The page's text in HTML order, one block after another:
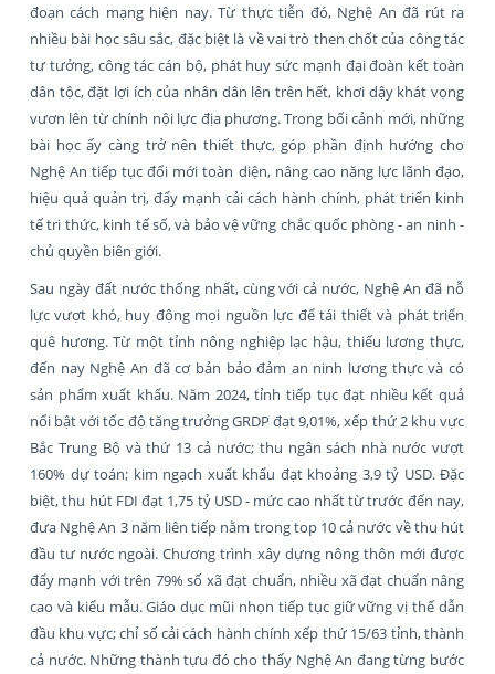
đoạn cách mạng hiện nay. Từ thực tiễn đó, Nghệ An đã rút ra
nhiều bài học sâu sắc, đặc biệt là về vai trò then chốt của công tác
tư tưởng, công tác cán bộ, phát huy sức mạnh đại đoàn kết toàn
dân tộc, đặt lợi ích của nhân dân lên trên hết, khơi dậy khát vọng
vươn lên từ chính nội lực địa phương. Trong bối cảnh mới, những
bài học ấy càng trở nên thiết thực, góp phần định hướng cho
Nghệ An tiếp tục đổi mới toàn diện, nâng cao năng lực lãnh đạo,
hiệu quả quản trị, đẩy mạnh cải cách hành chính, phát triển kinh
tế tri thức, kinh tế số, và bảo vệ vững chắc quốc phòng - an ninh -
chủ quyền biên giới.
Sau ngày đất nước thống nhất, cùng với cả nước, Nghệ An đã nỗ
lực vượt khó, huy động mọi nguồn lực để tái thiết và phát triển
quê hương. Từ một tỉnh nông nghiệp lạc hậu, thiếu lương thực,
đến nay Nghệ An đã cơ bản bảo đảm an ninh lương thực và có
sản phẩm xuất khẩu. Năm 2024, tỉnh tiếp tục đạt nhiều kết quả
nổi bật với tốc độ tăng trưởng GRDP đạt 9,01%, xếp thứ 2 khu vực
Bắc Trung Bộ và thứ 13 cả nước; thu ngân sách nhà nước vượt
160% dự toán; kim ngạch xuất khẩu đạt khoảng 3,9 tỷ USD. Đặc
biệt, thu hút FDI đạt 1,75 tỷ USD - mức cao nhất từ trước đến nay,
đưa Nghệ An 3 năm liên tiếp nằm trong top 10 cả nước về thu hút
đầu tư nước ngoài. Chương trình xây dựng nông thôn mới được
đẩy mạnh với trên 79% số xã đạt chuẩn, nhiều xã đạt chuẩn nâng
cao và kiểu mẫu. Giáo dục mũi nhọn tiếp tục giữ vững vị thế dẫn
đầu khu vực; chỉ số cải cách hành chính xếp thứ 15/63 tỉnh, thành
cả nước. Những thành tựu đó cho thấy Nghệ An đang từng bước